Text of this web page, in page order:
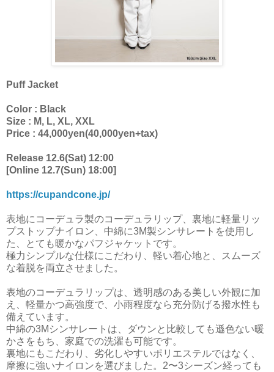
Puff Jacket
Color : Black
Size : M, L, XL, XXL
Price : 44,000yen(40,000yen+tax)
Release 12.6(Sat) 12:00
[Online 12.7(Sun) 18:00]
https://cupandcone.jp/
表地にコーデュラ製のコーデュラリップ、裏地に軽量リッ
プストップナイロン、中綿に3M製シンサレートを使用し
た、とても暖かなパフジャケットです。
極力シンプルな仕様にこだわり、軽い着心地と、スムーズ
な着脱を両立させました。
表地のコーデュラリップは、透明感のある美しい外観に加
え、軽量かつ高強度で、小雨程度なら充分防げる撥水性も
備えています。
中綿の3Mシンサレートは、ダウンと比較しても遜色ない暖
かさをもち、家庭での洗濯も可能です。
裏地にもこだわり、劣化しやすいポリエステルではなく、
摩擦に強いナイロンを選びました。2〜3シーズン経っても